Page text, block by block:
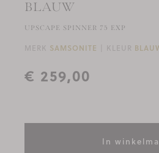
BLAUW
UPSCAPE SPINNER 75 EXP
MERK SAMSONITE KLEUR
€ 259,00
In